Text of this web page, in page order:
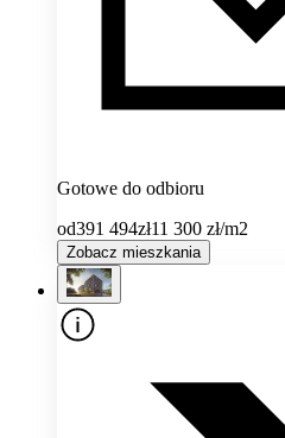
Gotowe do odbioru
od391 494zł11 300 zł/m2
Zobacz mieszkania